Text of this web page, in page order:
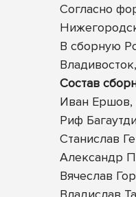
Согласно
В сборную
Состав
Иван Ершов,
Риф
Станислав
Александр
Вячеслав